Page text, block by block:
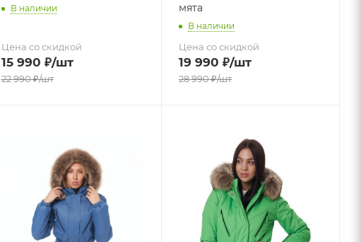
В наличии
Цена со скидкой
15 990 ₽/шт
22 990₽/шт
мята
В наличии
Цена со скидкой
19 990 ₽/шт
28 990₽/шт